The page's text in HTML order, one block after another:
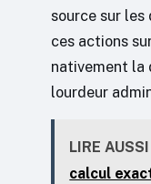
source sur
ces actions
nativement la
lourdeur
LIRE AUSSI
calcul